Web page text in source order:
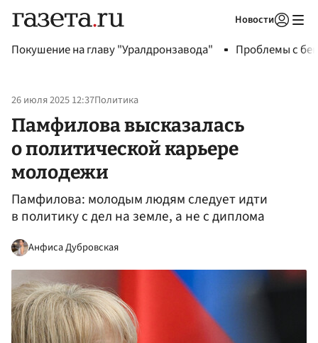
Новости
Покушение на главу "Уралдронзавода" Проблемы с
26 июля 2025 12:37Политика
Памфилова высказалась
о политической карьере
молодежи
Памфилова: молодым людям следует идти
в политику с дел на земле, а не с диплома
Анфиса Дубровская